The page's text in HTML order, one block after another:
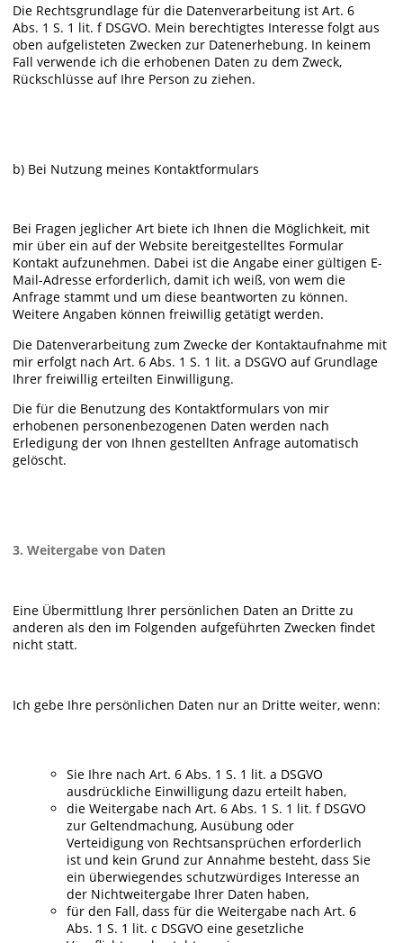
Die Rechtsgrundlage für die Datenverarbeitung ist Art. 6
Abs. 1 S. 1 lit. f DSGVO. Mein berechtigtes Interesse folgt aus
oben aufgelisteten Zwecken zur Datenerhebung. In keinem
Fall verwende ich die erhobenen Daten zu dem Zweck,
Rückschlüsse auf Ihre Person zu ziehen.
b) Bei Nutzung meines Kontaktformulars
Bei Fragen jeglicher Art biete ich Ihnen die Möglichkeit, mit
mir über ein auf der Website bereitgestelltes Formular
Kontakt aufzunehmen. Dabei ist die Angabe einer gültigen E-
Mail-Adresse erforderlich, damit ich weiß, von wem die
Anfrage stammt und um diese beantworten zu können.
Weitere Angaben können freiwillig getätigt werden.
Die Datenverarbeitung zum Zwecke der Kontaktaufnahme mit
mir erfolgt nach Art. 6 Abs. 1 S. 1 lit. a DSGVO auf Grundlage
Ihrer freiwillig erteilten Einwilligung.
Die für die Benutzung des Kontaktformulars von mir
erhobenen personenbezogenen Daten werden nach
Erledigung der von Ihnen gestellten Anfrage automatisch
gelöscht.
3. Weitergabe von Daten
Eine Übermittlung Ihrer persönlichen Daten an Dritte zu
anderen als den im Folgenden aufgeführten Zwecken findet
nicht statt.
Ich gebe Ihre persönlichen Daten nur an Dritte weiter, wenn:
Sie Ihre nach Art. 6 Abs. 1 S. 1 lit. a DSGVO
ausdrückliche Einwilligung dazu erteilt haben,
die Weitergabe nach Art. 6 Abs. 1 S. 1 lit. f DSGVO
zur Geltendmachung, Ausübung oder
Verteidigung von Rechtsansprüchen erforderlich
ist und kein Grund zur Annahme besteht, dass Sie
ein überwiegendes schutzwürdiges Interesse an
der Nichtweitergabe Ihrer Daten haben,
für den Fall, dass für die Weitergabe nach Art. 6
Abs. 1 S. 1 lit. c DSGVO eine gesetzliche